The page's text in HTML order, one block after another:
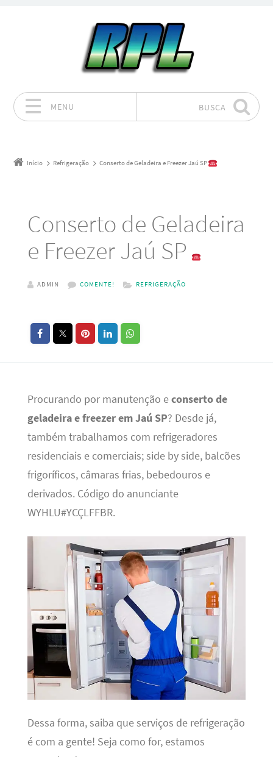
MENU BUSCA
Início Refrigeração Conserto de Geladeira e Freezer Jaú SP
Conserto de Geladeira
e Freezer Jaú SP
ADMIN COMENTE! REFRIGERAÇÃO
Procurando por manutenção econserto de
geladeira e freezer em Jaú SP? Desde já,
também trabalhamos com refrigeradores
residenciais e comerciais; side by side, balcões
frigoríficos, câmaras frias, bebedouros e
derivados. Código do anunciante
WYHLU#YCÇLFFBR.
Dessa forma, saiba que serviços de refrigeração
é com a gente! Seja como for, estamos